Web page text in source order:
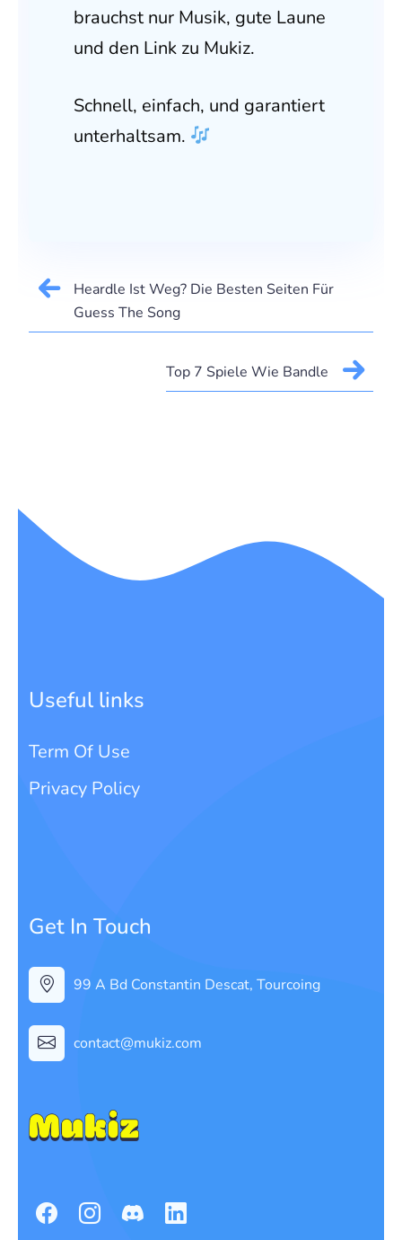
brauchst nur Musik, gute Laune
und den Link zu Mukiz.
Schnell, einfach, und garantiert
unterhaltsam.
Heardle Ist Weg? Die Besten Seiten Für
Guess The Song
Top 7 Spiele Wie Bandle
Useful links
Term Of Use
Privacy Policy
Get In Touch
99 A Bd Constantin Descat, Tourcoing
contact@mukiz.com